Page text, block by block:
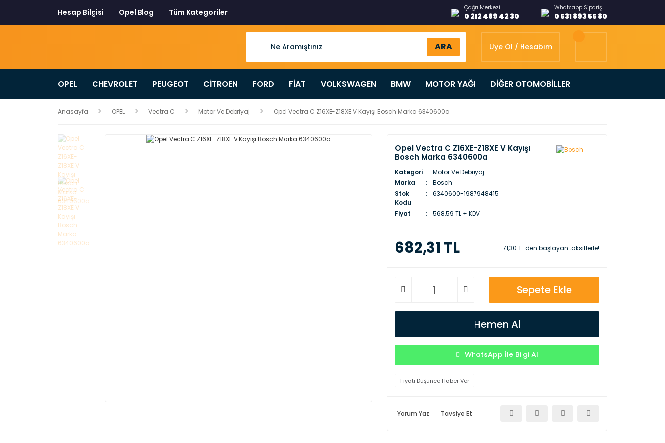
Hesap Bilgisi Opel Blog Tüm Kategoriler Çağrı Merkezi
0 212 489 42 30
Whatsapp Sipariş
0 531 893 55 80
ARA Üye Ol / Hesabım
OPEL CHEVROLET PEUGEOT CİTROEN FORD FİAT VOLKSWAGEN BMW MOTOR YAĞI DİĞER OTOMOBİLLER
Anasayfa OPEL Vectra C Motor Ve Debriyaj Opel Vectra C Z16XE-Z18XE V Kayışı Bosch Marka 6340600a
Opel Vectra C Z16XE-Z18XE V Kayışı
Bosch Marka 6340600a
Kategori
Motor Ve Debriyaj
Marka
Bosch
Stok
Kodu
6340600-1987948415
Fiyat 568,59 TL + KDV
682,31 TL 71,30 TL den başlayan taksitlerle!
Sepete Ekle
Hemen Al
WhatsApp İle Bilgi Al
Fiyatı Düşünce Haber Ver
Yorum Yaz Tavsiye Et